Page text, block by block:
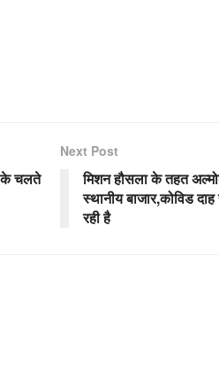
के चलते
Next Post
मिशन हौसला के तहत
स्थानीय बाजार,कोविड
रही है